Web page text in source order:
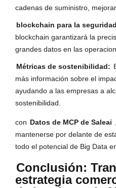
cadenas de suministro,
blockchain para la
blockchain garantizará la
grandes datos en las
Métricas de sostenibilidad:
más información sobre el
ayudando a las empresas a
sostenibilidad.
con Datos de MCP de Saleai
mantenerse por delante de
todo el potencial de Big Data
Conclusión:
estrategia